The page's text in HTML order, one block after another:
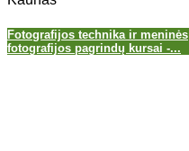
Fotografijos technika ir meninės
fotografijos pagrindų kursai -...